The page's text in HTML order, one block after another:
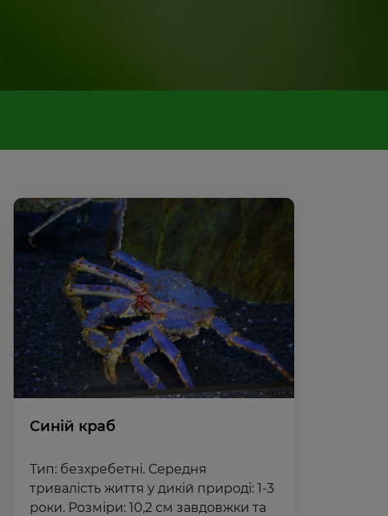
Синій краб
Тип: безхребетні. Середня
тривалість життя у дикій природі: 1-3
роки. Розміри: 10,2 см завдовжки та